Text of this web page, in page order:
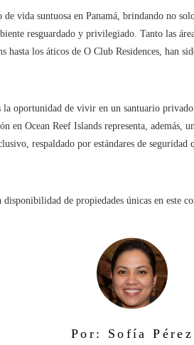
vida suntuosa en Panamá, brindando no
resguardado y privilegiado. Tanto las
hasta los áticos de O Club Residences, han
la oportunidad de vivir en un santuario
en Ocean Reef Islands representa, además,
respaldado por estándares de seguridad
de propiedades únicas en este
Por: Sofía Pérez